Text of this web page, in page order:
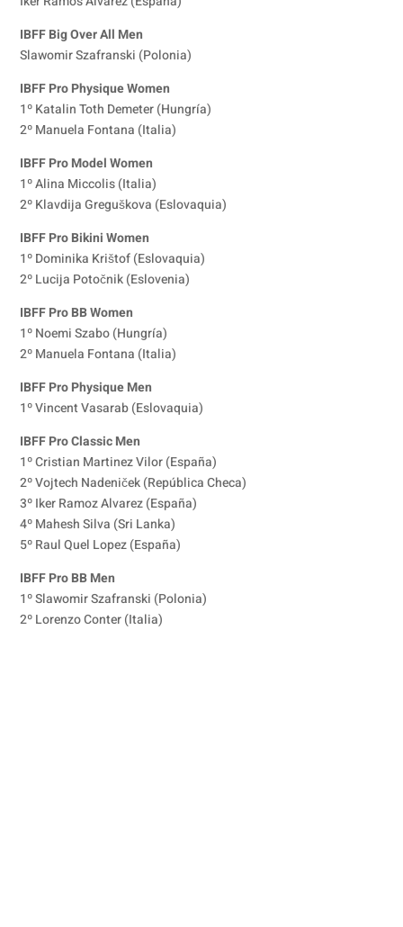
IBFF Big Over All Men
Slawomir Szafranski (Polonia)
IBFF Pro Physique Women
1º Katalin Toth Demeter (Hungría)
2º Manuela Fontana (Italia)
IBFF Pro Model Women
1º Alina Miccolis (Italia)
2º Klavdija Greguškova (Eslovaquia)
IBFF Pro Bikini Women
1º Dominika Krištof (Eslovaquia)
2º Lucija Potočnik (Eslovenia)
IBFF Pro BB Women
1º Noemi Szabo (Hungría)
2º Manuela Fontana (Italia)
IBFF Pro Physique Men
1º Vincent Vasarab (Eslovaquia)
IBFF Pro Classic Men
1º Cristian Martinez Vilor (España)
2º Vojtech Nadeniček (República Checa)
3º Iker Ramoz Alvarez (España)
4º Mahesh Silva (Sri Lanka)
5º Raul Quel Lopez (España)
IBFF Pro BB Men
1º Slawomir Szafranski (Polonia)
2º Lorenzo Conter (Italia)